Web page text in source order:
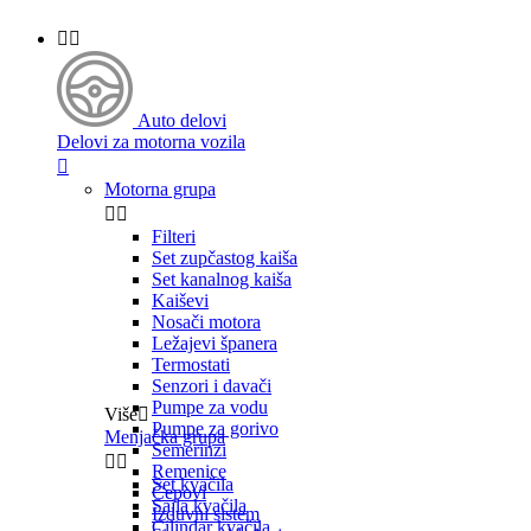
 
Auto delovi
Delovi za motorna vozila

Motorna grupa
 
Filteri
Set zupčastog kaiša
Set kanalnog kaiša
Kaiševi
Nosači motora
Ležajevi španera
Termostati
Senzori i davači
Pumpe za vodu
Pumpe za gorivo
Semerinzi
Remenice
Čepovi
Izduvni sistem
Više
Menjačka grupa
 
Set kvačila
Sajla kvačila
Cilindar kvačila